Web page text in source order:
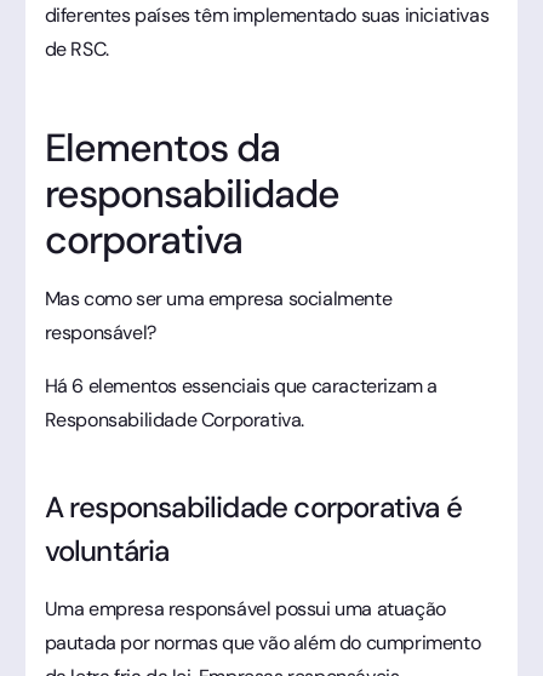
diferentes países têm implementado suas iniciativas
de RSC.
Elementos da
responsabilidade
corporativa
Mas como ser uma empresa socialmente
responsável?
Há 6 elementos essenciais que caracterizam a
Responsabilidade Corporativa.
A responsabilidade corporativa é
voluntária
Uma empresa responsável possui uma atuação
pautada por normas que vão além do cumprimento